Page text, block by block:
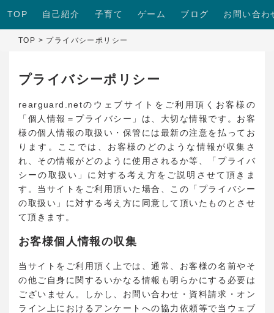
TOP 自己紹介 子育て ゲーム ブログ お問い合わ
TOP > プライバシーポリシー
プライバシーポリシー
rearguard.netのウェブサイトをご利用頂くお客様の
「個人情報＝プライバシー」は、大切な情報です。お客
様の個人情報の取扱い・保管には最新の注意を払ってお
ります。ここでは、お客様のどのような情報が収集さ
れ、その情報がどのように使用されるか等、「プライバ
シーの取扱い」に対する考え方をご説明させて頂きま
す。当サイトをご利用頂いた場合、この「プライバシー
の取扱い」に対する考え方に同意して頂いたものとさせ
て頂きます。
お客様個人情報の収集
当サイトをご利用頂く上では、通常、お客様の名前やそ
の他ご自身に関するいかなる情報も明らかにする必要は
ございません。しかし、お問い合わせ・資料請求・オン
ライン上におけるアンケートへの協力依頼等で当ウェブ